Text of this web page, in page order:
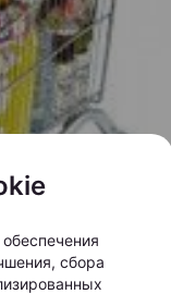
сбора